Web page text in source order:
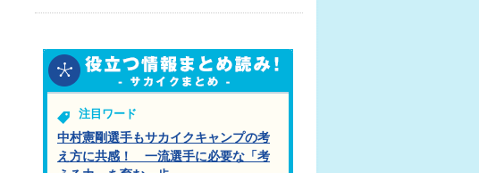
注目ワード
中村憲剛選手もサカイクキャンプの考
え方に共感！ 一流選手に必要な「考